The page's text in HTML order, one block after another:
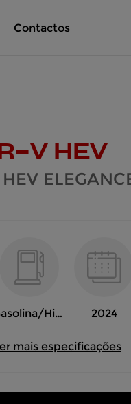
Contactos
V HEV
HEV
Hibr
2024
mais especificações